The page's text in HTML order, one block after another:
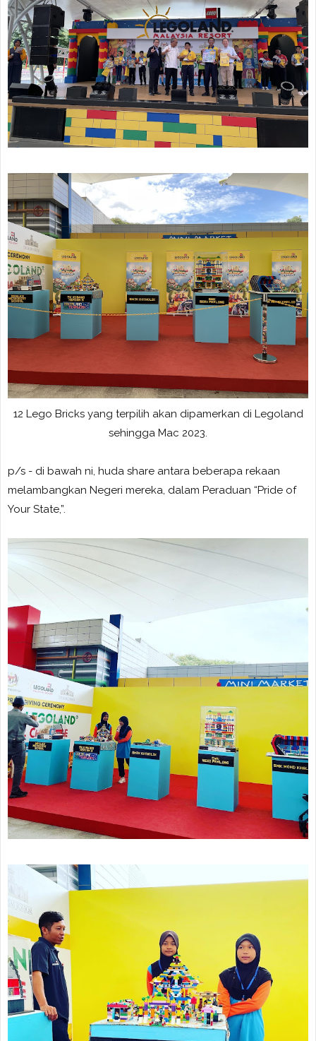
12 Lego Bricks yang terpilih akan dipamerkan di Legoland
sehingga Mac 2023.
p/s - di bawah ni, huda share antara beberapa rekaan
melambangkan Negeri mereka, dalam Peraduan “Pride of
Your State,”.